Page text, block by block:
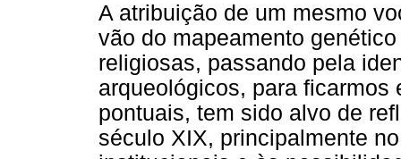
A atribuição de um mesmo
vão do mapeamento
religiosas, passando pela
arqueológicos, para ficarmos
pontuais, tem sido alvo de
século XIX, principalmente